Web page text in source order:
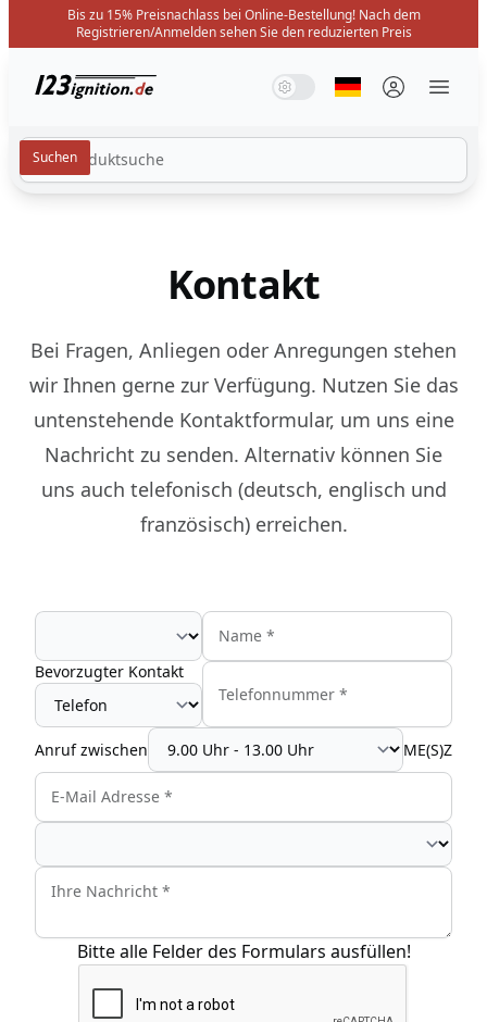
Bis zu 15% Preisnachlass bei Online-Bestellung! Nach dem
Registrieren/Anmelden sehen Sie den reduzierten Preis
123ignition.de Systemmodus
Lichtmodus
Dunkelmodus
Sprache
Kontakt
Bei Fragen, Anliegen oder Anregungen stehen
wir Ihnen gerne zur Verfügung. Nutzen Sie das
untenstehende Kontaktformular, um uns eine
Nachricht zu senden. Alternativ können Sie
uns auch telefonisch (deutsch, englisch und
französisch) erreichen.
Anrede
Bevorzugter Kontakt
Anruf zwischen ME(S)Z
Bitte alle Felder des Formulars ausfüllen!